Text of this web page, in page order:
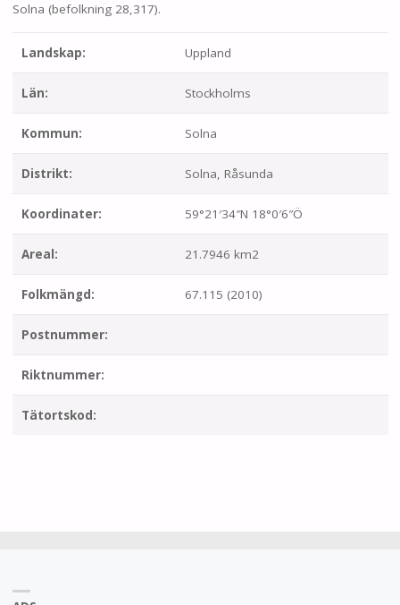
Solna (befolkning 28,317).
Landskap: Uppland
Län: Stockholms
Kommun: Solna
Distrikt: Solna, Råsunda
Koordinater: 59°21′34″N 18°0′6″Ö
Areal: 21.7946 km2
Folkmängd: 67.115 (2010)
Postnummer:
Riktnummer:
Tätortskod: